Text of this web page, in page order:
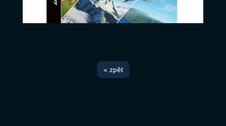
« zpět